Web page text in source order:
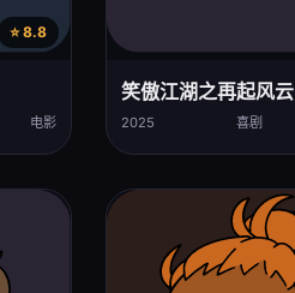
⭐ 8.8
电影
笑傲江湖之再起风云
2025 喜剧